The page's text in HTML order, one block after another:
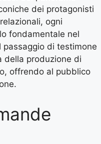
dei protagonisti
ogni
fondamentale nel
passaggio di testimone
della produzione di
offrendo al pubblico